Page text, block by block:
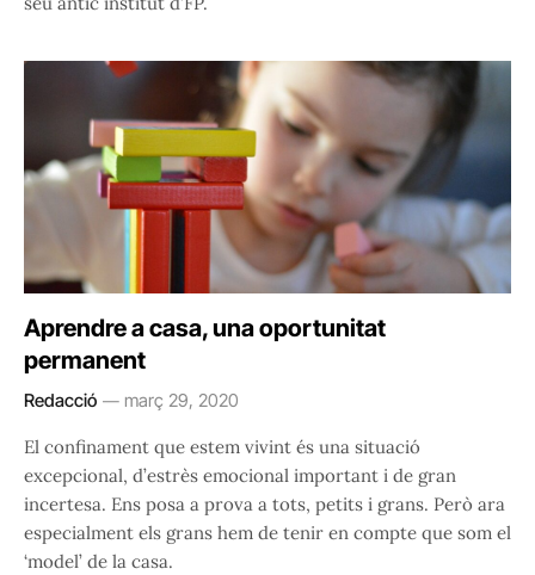
Aprendre a casa, una oportunitat
permanent
Redacció març 29, 2020
El confinament que estem vivint és una situació
excepcional, d’estrès emocional important i de gran
incertesa. Ens posa a prova a tots, petits i grans. Però ara
especialment els grans hem de tenir en compte que som el
‘model’ de la casa.